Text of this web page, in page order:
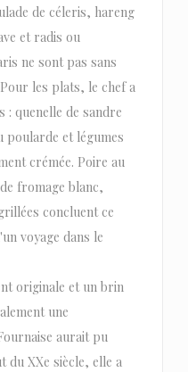
de céleris, hareng
et radis ou
ne sont pas sans
les plats, le chef a
: quenelle de sandre
poularde et légumes
crémée. Poire au
fromage blanc,
concluent ce
voyage dans le
originale et un brin
une
aurait pu
du XXe siècle, elle a